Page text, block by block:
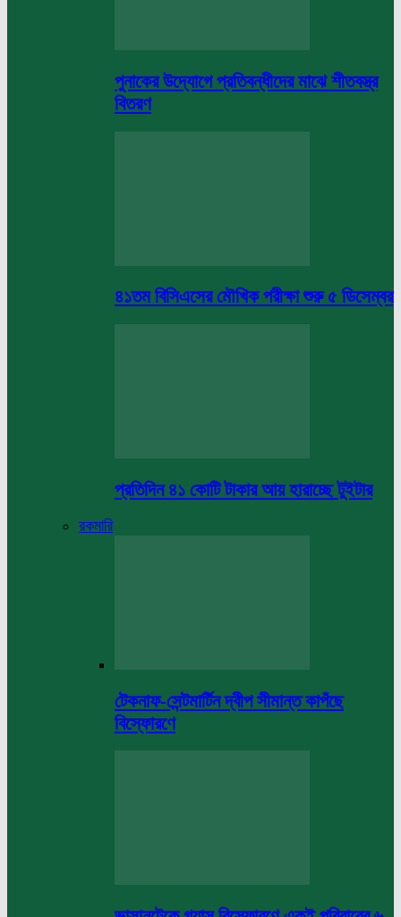
পুনাকের উদ্যোগে প্রতিবন্ধীদের মাঝে শীতবস্ত্র
বিতরণ
৪১তম বিসিএসের মৌখিক পরীক্ষা শুরু ৫ ডিসেম্বর
প্রতিদিন ৪১ কোটি টাকার আয় হারাচ্ছে টুইটার
রকমারি
টেকনাফ-সেন্টমার্টিন দ্বীপ সীমান্ত কাপঁছে
বিস্ফোরণে